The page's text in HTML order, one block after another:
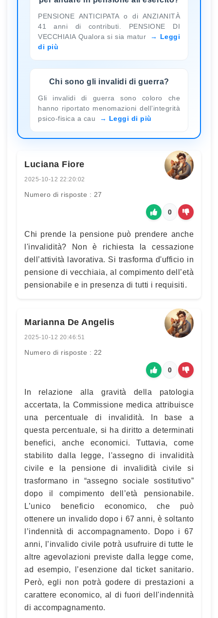
PENSIONE ANTICIPATA o di ANZIANITÀ
41 anni di contributi. PENSIONE DI
VECCHIAIA Qualora si sia matur
Leggi
di più
Chi sono gli invalidi di guerra?
Gli invalidi di guerra sono coloro che
hanno riportato menomazioni dell’integrità
psico-fisica a cau
Leggi di più
Luciana Fiore
2025-10-12 22:20:02
Numero di risposte : 27
0
Chi prende la pensione può prendere anche
l'invalidità? Non è richiesta la cessazione
dell’attività lavorativa. Si trasforma d'ufficio in
pensione di vecchiaia, al compimento dell’età
pensionabile e in presenza di tutti i requisiti.
Marianna De Angelis
2025-10-12 20:46:51
Numero di risposte : 22
0
In relazione alla gravità della patologia
accertata, la Commissione medica attribuisce
una percentuale di invalidità. In base a
questa percentuale, si ha diritto a determinati
benefici, anche economici. Tuttavia, come
stabilito dalla legge, l'assegno di invalidità
civile e la pensione di invalidità civile si
trasformano in “assegno sociale sostitutivo”
dopo il compimento dell’età pensionabile.
L’unico beneficio economico, che può
ottenere un invalido dopo i 67 anni, è soltanto
l’indennità di accompagnamento. Dopo i 67
anni, l’invalido civile potrà usufruire di tutte le
altre agevolazioni previste dalla legge come,
ad esempio, l’esenzione dal ticket sanitario.
Però, egli non potrà godere di prestazioni a
carattere economico, al di fuori dell'indennità
di accompagnamento.